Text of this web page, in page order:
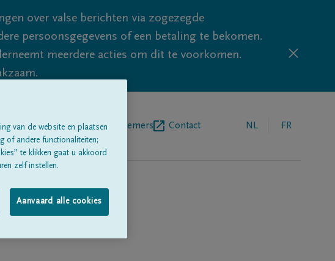
over valse berichten via zogezegde
persoonsgegevens of een betaling te bekomen.
meerdere acties om dit te voorkomen.
Over onsBegrafenisondernemers Contact NL FR
van de website en plaatsen
of andere functionaliteiten;
te klikken gaat u akkoord
zelf instellen.
Aanvaard alle cookies